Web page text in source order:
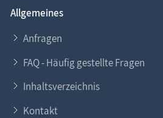
Allgemeines
Anfragen
FAQ - Häufig gestellte Fragen
Inhaltsverzeichnis
Kontakt